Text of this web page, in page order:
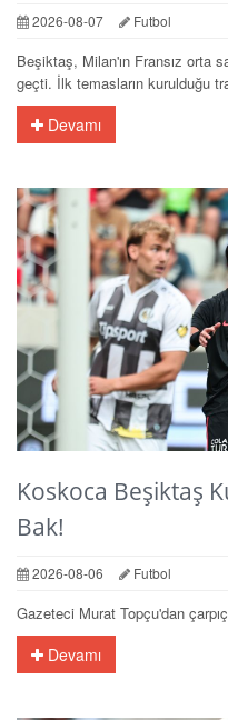
2026-08-07 Futbol
Beşiktaş, Milan'ın Fransız orta
geçti. İlk temasların kurulduğu
Devamı
Koskoca Beşiktaş
Bak!
2026-08-06 Futbol
Gazeteci Murat Topçu'dan
Devamı